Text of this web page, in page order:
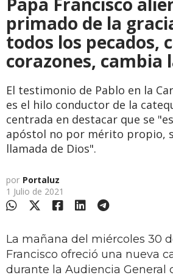
primado de la
todos los pecados,
corazones, cambia
El testimonio de Pablo en la
es el hilo conductor de la
centrada en destacar que se
apóstol no por mérito propio,
llamada de Dios".
por Portaluz
1 Julio de 2021
La mañana del miércoles 30
Francisco ofreció una nueva
durante la Audiencia General